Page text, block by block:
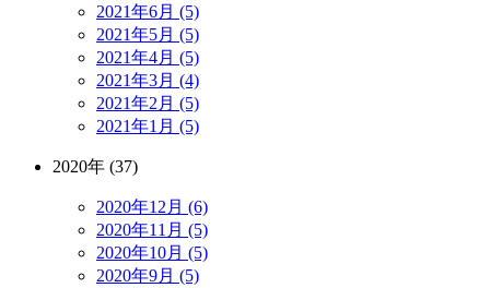
2021年6月 (5)
2021年5月 (5)
2021年4月 (5)
2021年3月 (4)
2021年2月 (5)
2021年1月 (5)
2020年 (37)
2020年12月 (6)
2020年11月 (5)
2020年10月 (5)
2020年9月 (5)